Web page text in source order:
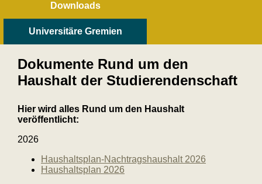
Downloads
Universitäre Gremien
Dokumente Rund um den
Haushalt der Studierendenschaft
Hier wird alles Rund um den Haushalt
veröffentlicht:
2026
Haushaltsplan-Nachtragshaushalt 2026
Haushaltsplan 2026